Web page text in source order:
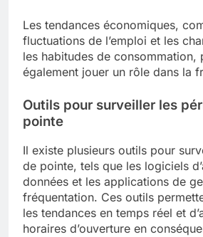
Les tendances économiques,
fluctuations de l’emploi et les
les habitudes de consommation,
également jouer un rôle dans la
Outils pour surveiller les
pointe
Il existe plusieurs outils pour
de pointe, tels que les logiciels
données et les applications de
fréquentation. Ces outils
les tendances en temps réel et
horaires d’ouverture en